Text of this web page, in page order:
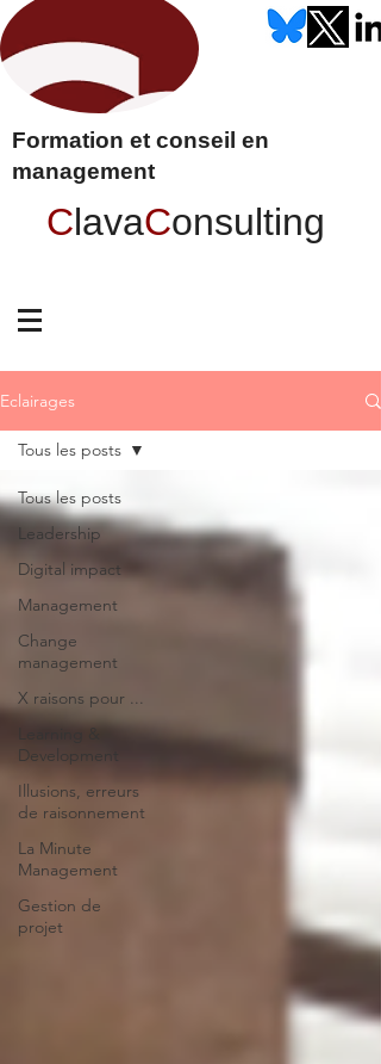
Formation et conseil en
management
ClavaConsulting
Eclairages
Tous les posts
Leadership
Digital impact
Management
Change
management
X raisons pour ...
Learning &
Development
Illusions, erreurs
de raisonnement
La Minute
Management
Gestion de
projet
Tous les posts